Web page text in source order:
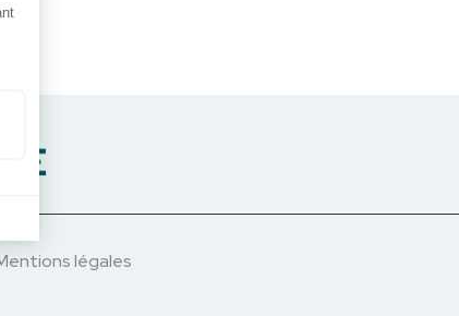
légales